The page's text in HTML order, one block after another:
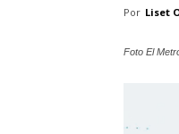
Por Liset
Foto El